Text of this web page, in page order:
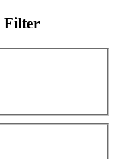
Filter